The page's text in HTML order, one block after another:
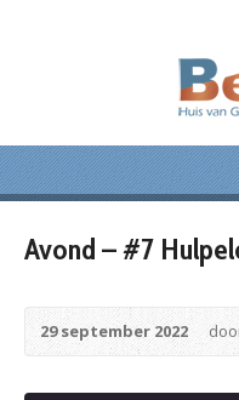
Avond – #7
29 september 2022